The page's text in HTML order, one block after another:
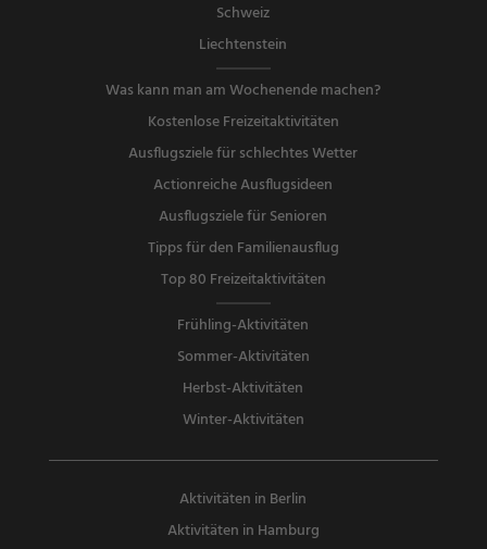
Schweiz
Liechtenstein
Was kann man am Wochenende machen?
Kostenlose Freizeitaktivitäten
Ausflugsziele für schlechtes Wetter
Actionreiche Ausflugsideen
Ausflugsziele für Senioren
Tipps für den Familienausflug
Top 80 Freizeitaktivitäten
Frühling-Aktivitäten
Sommer-Aktivitäten
Herbst-Aktivitäten
Winter-Aktivitäten
Aktivitäten in Berlin
Aktivitäten in Hamburg